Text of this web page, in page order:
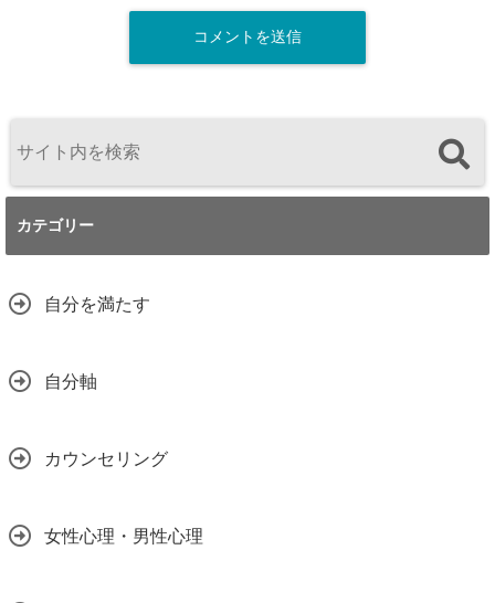
カテゴリー
自分を満たす
自分軸
カウンセリング
女性心理・男性心理